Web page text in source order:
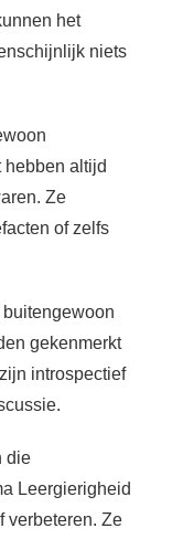
het
niets
hebben altijd
Ze
of zelfs
gekenmerkt
introspectief
die
Leergierigheid
verbeteren. Ze